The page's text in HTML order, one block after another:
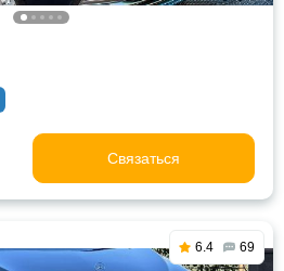
Связаться
6.4 69